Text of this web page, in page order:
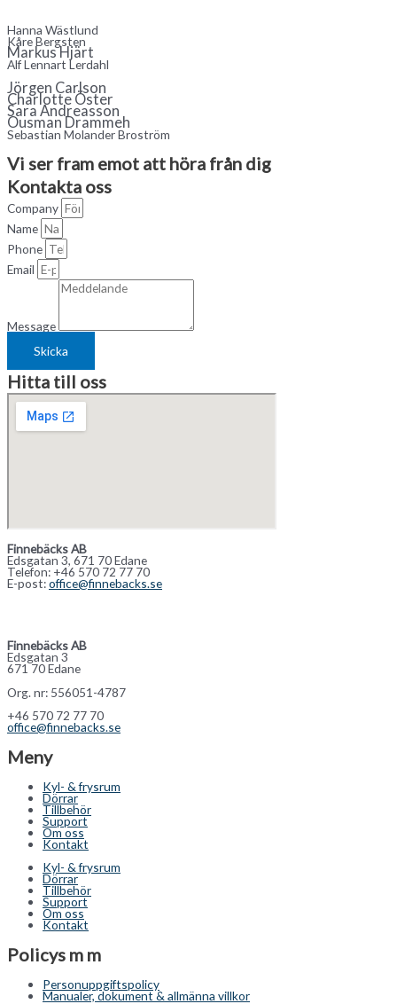
Hanna Wästlund
Kåre Bergsten
Markus Hjärt
Alf Lennart Lerdahl
Jörgen Carlson
Charlotte Öster
Sara Andreasson
Ousman Drammeh
Sebastian Molander Broström
Vi ser fram emot att höra från dig​
Kontakta oss
Company
Name
Phone
Email
Message
Skicka
Hitta till oss
Finnebäcks AB
Edsgatan 3, 671 70 Edane
Telefon: +46 570 72 77 70
E-post:office@finnebacks.se
Finnebäcks AB
Edsgatan 3
671 70 Edane
Org. nr: 556051-4787
+46 570 72 77 70
office@finnebacks.se
Meny
Kyl- & frysrum
Dörrar
Tillbehör
Support
Om oss
Kontakt
Kyl- & frysrum
Dörrar
Tillbehör
Support
Om oss
Kontakt
Policys m m
Personuppgiftspolicy
Manualer, dokument & allmänna villkor